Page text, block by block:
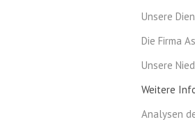
Unsere
Die Firma
Unsere
Weitere
Analysen